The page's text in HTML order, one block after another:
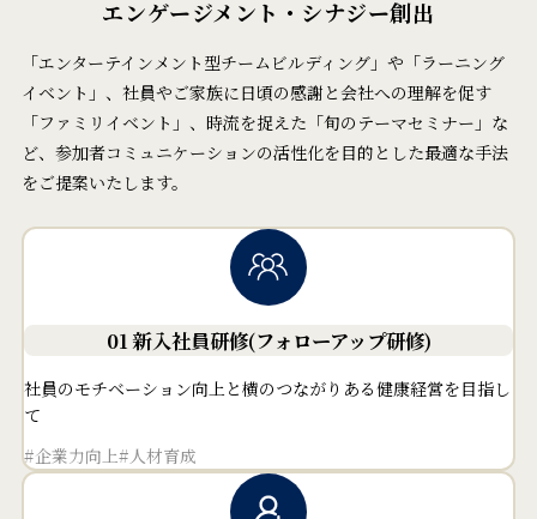
エンゲージメント・シナジー創出
「エンターテインメント型チームビルディング」や「ラーニング
イベント」、 社員やご家族に日頃の感謝と会社への理解を促す
「ファミリイベント」、時流を捉えた「旬のテーマセミナー」な
ど、 参加者コミュニケーションの活性化を目的とした最適な手法
をご提案いたします。
01 新入社員研修(フォローアップ研修)
社員のモチベーション向上と横のつながりある健康経営を目指し
て
#企業力向上#人材育成